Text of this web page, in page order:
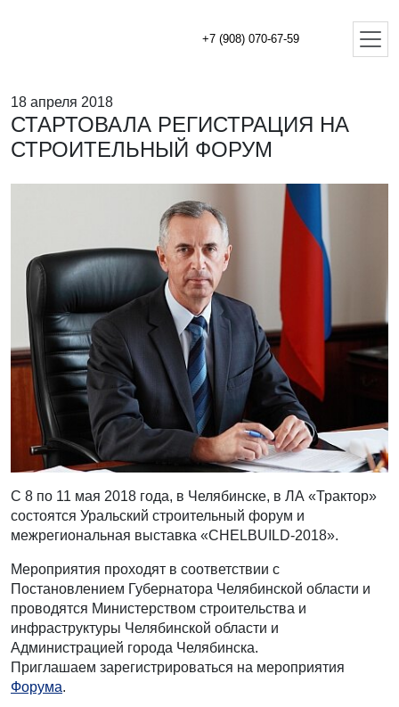
+7 (908) 070-67-59
18 апреля 2018
СТАРТОВАЛА РЕГИСТРАЦИЯ НА
СТРОИТЕЛЬНЫЙ ФОРУМ
С 8 по 11 мая 2018 года, в Челябинске, в ЛА «Трактор»
состоятся Уральский строительный форум и
межрегиональная выставка «CHELBUILD-2018».
Мероприятия проходят в соответствии с
Постановлением Губернатора Челябинской области и
проводятся Министерством строительства и
инфраструктуры Челябинской области и
Администрацией города Челябинска.
Приглашаем зарегистрироваться на мероприятия
Форума.